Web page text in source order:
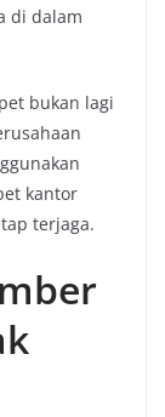
di dalam
bukan lagi
kantor
terjaga.